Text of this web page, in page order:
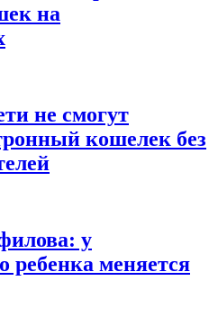
на
не смогут
кошелек без
у
ребенка меняется